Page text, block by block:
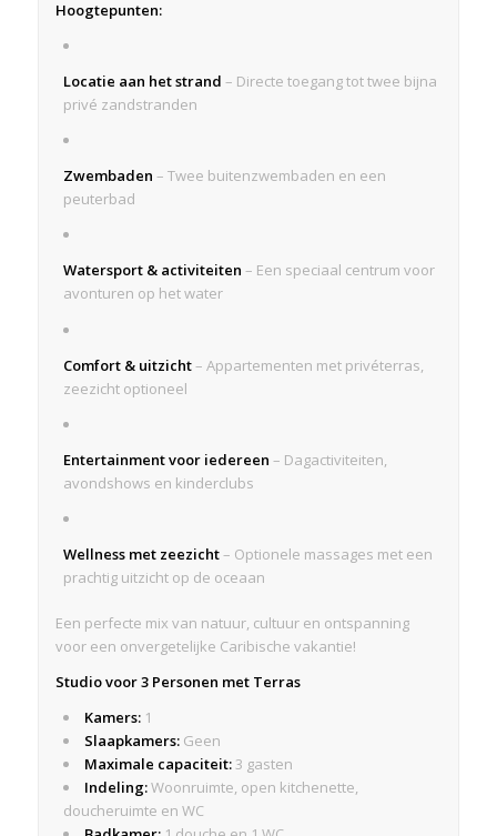
Hoogtepunten:
Locatie aan het strand – Directe toegang tot twee bijna
privé zandstranden
Zwembaden – Twee buitenzwembaden en een
peuterbad
Watersport & activiteiten – Een speciaal centrum voor
avonturen op het water
Comfort & uitzicht– Appartementen met privéterras,
zeezicht optioneel
Entertainment voor iedereen – Dagactiviteiten,
avondshows en kinderclubs
Wellness met zeezicht– Optionele massages met een
prachtig uitzicht op de oceaan
Een perfecte mix van natuur, cultuur en ontspanning
voor een onvergetelijke Caribische vakantie!
Studio voor 3 Personen met Terras
Kamers:1
Slaapkamers:Geen
Maximale capaciteit:3 gasten
Indeling:Woonruimte, open kitchenette,
doucheruimte en WC